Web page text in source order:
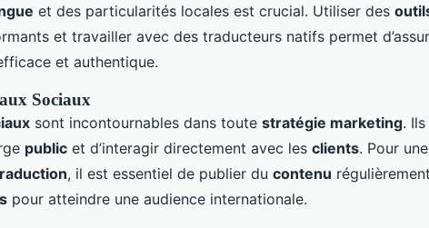
et des particularités locales est crucial. Utiliser des
et travailler avec des traducteurs natifs permet
et authentique.
Sociaux
sont incontournables dans toute stratégie marketing.
public et d’interagir directement avec les clients. Pour une
, il est essentiel de publier du contenu
pour atteindre une audience internationale.